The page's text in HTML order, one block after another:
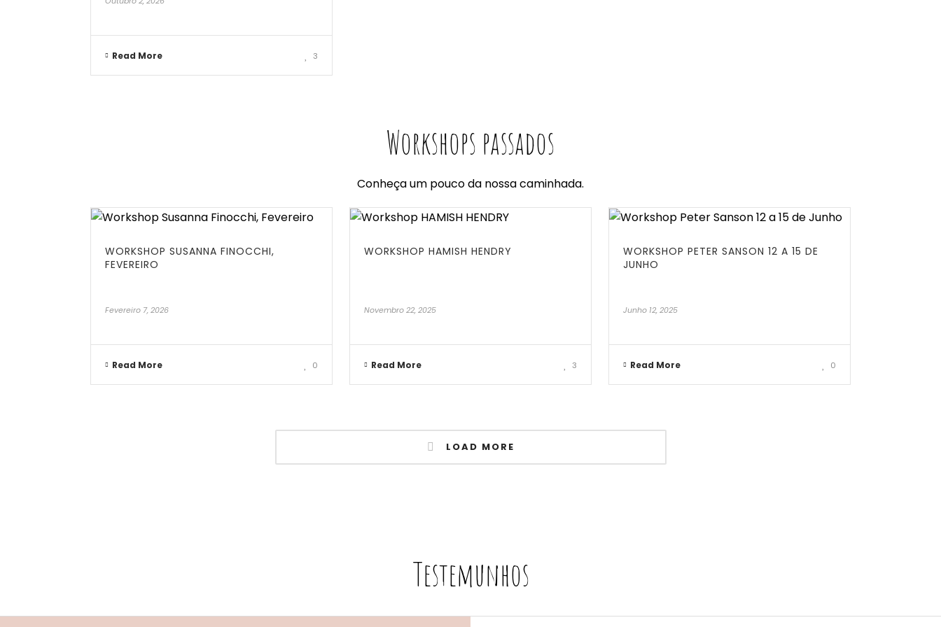
Read More 3
Workshops passados
Conheça um pouco da nossa caminhada.
WORKSHOP SUSANNA FINOCCHI,
FEVEREIRO
Fevereiro 7, 2026
Read More 0
WORKSHOP HAMISH HENDRY
Novembro 22, 2025
Read More 3
WORKSHOP PETER SANSON 12 A 15 DE
JUNHO
Junho 12, 2025
Read More 0
LOAD MORE
Testemunhos